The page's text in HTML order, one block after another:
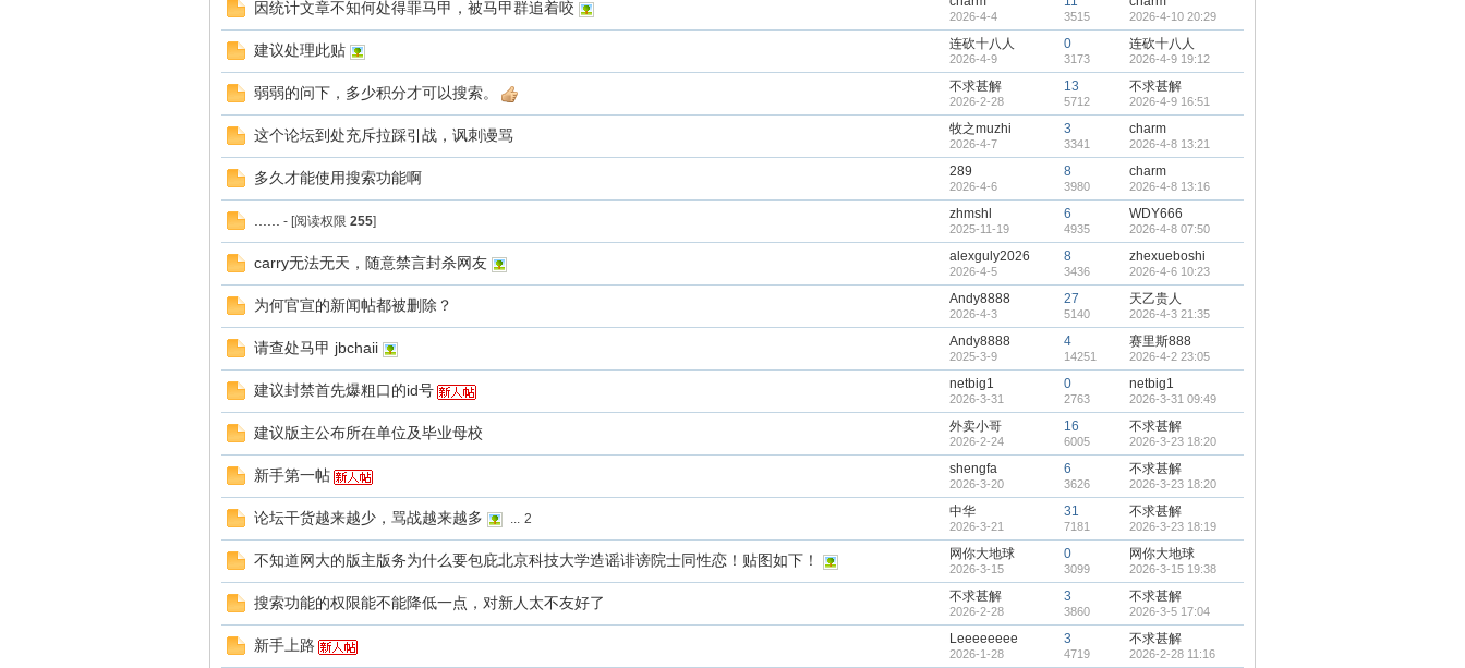
因统计文章不知何处得罪马甲，被马甲群追着咬 2026-4-4 3515 2026-4-10 20:29
建议处理此贴 连砍十八人
2026-4-9
0
3173
连砍十八人
2026-4-9 19:12
弱弱的问下，多少积分才可以搜索。 不求甚解
2026-2-28
13
5712
不求甚解
2026-4-9 16:51
这个论坛到处充斥拉踩引战，讽刺谩骂 牧之muzhi
2026-4-7
3
3341
charm
2026-4-8 13:21
多久才能使用搜索功能啊 289
2026-4-6
8
3980
charm
2026-4-8 13:16
- [阅读权限 255] zhmshl
2025-11-19
6
4935
WDY666
2026-4-8 07:50
carry无法无天，随意禁言封杀网友 alexguly2026
2026-4-5
8
3436
zhexueboshi
2026-4-6 10:23
为何官宣的新闻帖都被删除？ Andy8888
2026-4-3
27
5140
天乙贵人
2026-4-3 21:35
请查处马甲 jbchaii Andy8888
2025-3-9
4
14251
赛里斯888
2026-4-2 23:05
建议封禁首先爆粗口的id号 netbig1
2026-3-31
0
2763
netbig1
2026-3-31 09:49
建议版主公布所在单位及毕业母校 外卖小哥
2026-2-24
16
6005
不求甚解
2026-3-23 18:20
新手第一帖 shengfa
2026-3-20
6
3626
不求甚解
2026-3-23 18:20
论坛干货越来越少，骂战越来越多 ... 2 中华
2026-3-21
31
7181
不求甚解
2026-3-23 18:19
不知道网大的版主版务为什么要包庇北京科技大学造谣诽谤院士同性恋！贴图如下！ 网你大地球
2026-3-15
0
3099
网你大地球
2026-3-15 19:38
搜索功能的权限能不能降低一点，对新人太不友好了 不求甚解
2026-2-28
3
3860
不求甚解
2026-3-5 17:04
新手上路 Leeeeeeee
2026-1-28
3
4719
不求甚解
2026-2-28 11:16